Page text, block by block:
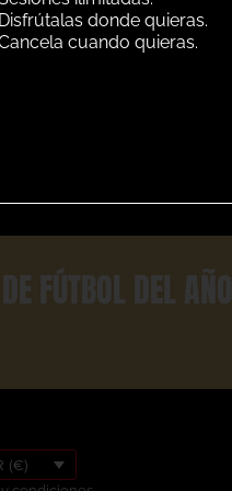
FÚTBOL DEL AÑO
(€)
Disfrútalas donde quieras.
cuando quieras.